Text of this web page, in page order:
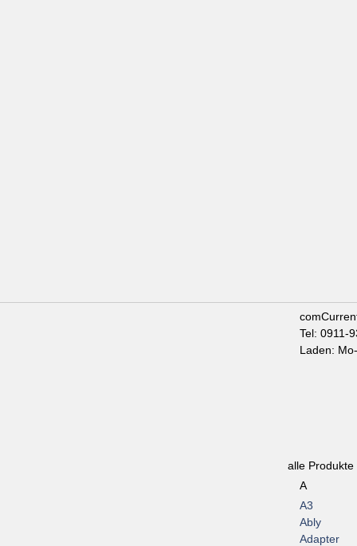
Tel: 0911-
Laden:
alle
A
A3
Ably
Adapter